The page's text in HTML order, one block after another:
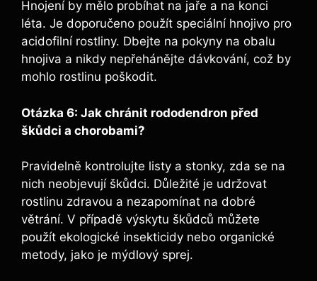
Hnojení by mělo probíhat na jaře a na konci
léta. Je doporučeno použít speciální hnojivo pro
acidofilní rostliny. Dbejte na pokyny na obalu
hnojiva a nikdy nepřehánějte dávkování, což by
mohlo rostlinu poškodit.
Otázka 6: Jak chránit rododendron před
škůdci a chorobami?
Pravidelně kontrolujte listy a stonky, zda se na
nich neobjevují škůdci. Důležité je udržovat
rostlinu zdravou a nezapomínat na dobré
větrání. V případě výskytu škůdců můžete
použít ekologické insekticidy nebo organické
metody, jako je mýdlový sprej.